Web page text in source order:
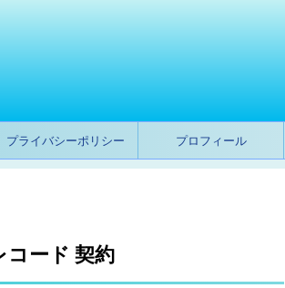
プライバシーポリシー プロフィール
ード 契約